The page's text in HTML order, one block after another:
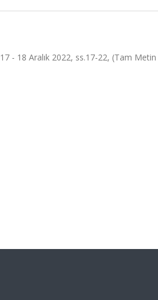
- 18 Aralık 2022, ss.17-22, (Tam